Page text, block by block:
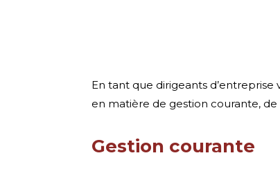
En tant que dirigeants
en matière de gestion courante,
Gestion courante